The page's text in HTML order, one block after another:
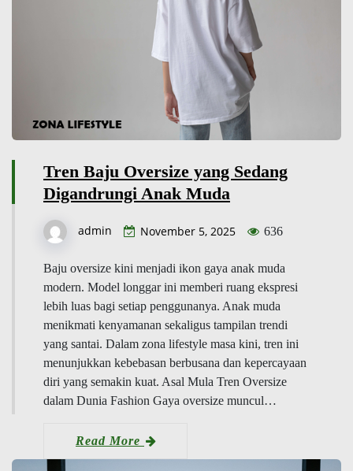
Tren Baju Oversize yang Sedang
Digandrungi Anak Muda
admin November 5, 2025 636
Baju oversize kini menjadi ikon gaya anak muda
modern. Model longgar ini memberi ruang ekspresi
lebih luas bagi setiap penggunanya. Anak muda
menikmati kenyamanan sekaligus tampilan trendi
yang santai. Dalam zona lifestyle masa kini, tren ini
menunjukkan kebebasan berbusana dan kepercayaan
diri yang semakin kuat. Asal Mula Tren Oversize
dalam Dunia Fashion Gaya oversize muncul…
Read More